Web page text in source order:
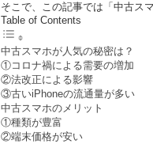
そこで、この記事では「中古ス
Table of Contents
中古スマホが人気の秘密は？
①コロナ禍による需要の増加
②法改正による影響
③古いiPhoneの流通量が多い
中古スマホのメリット
①種類が豊富
②端末価格が安い